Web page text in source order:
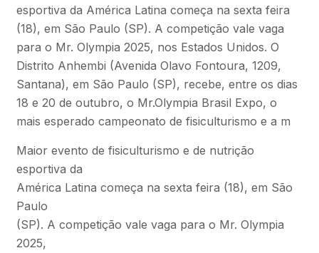
esportiva da América Latina começa na sexta feira
(18), em São Paulo (SP). A competição vale vaga
para o Mr. Olympia 2025, nos Estados Unidos. O
Distrito Anhembi (Avenida Olavo Fontoura, 1209,
Santana), em São Paulo (SP), recebe, entre os dias
18 e 20 de outubro, o Mr.Olympia Brasil Expo, o
mais esperado campeonato de fisiculturismo e a m
Maior evento de fisiculturismo e de nutrição
esportiva da
América Latina começa na sexta feira (18), em São
Paulo
(SP). A competição vale vaga para o Mr. Olympia
2025,